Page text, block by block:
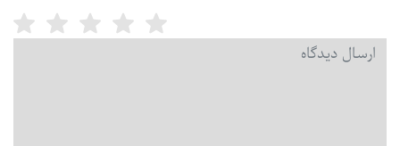
دیدگاه شما*